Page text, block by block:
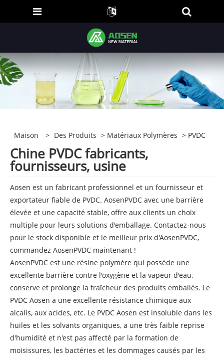
Maison > Des Produits > Matériaux Polymères > PVDC
Chine PVDC fabricants,
fournisseurs, usine
Aosen est un fabricant professionnel et un fournisseur et
exportateur fiable de PVDC. AosenPVDC avec une barrière
élevée et une capacité stable, offre aux clients un choix
multiple pour leurs solutions d'emballage. Contactez-nous
pour le stock disponible et le meilleur prix d'AosenPVDC,
commandez AosenPVDC maintenant !
AosenPVDC est une résine polymère qui possède une
excellente barrière contre l'oxygène et la vapeur d'eau,
conserve et prolonge la fraîcheur des produits emballés. Le
PVDC Aosen a une excellente résistance chimique aux
alcalis, aux acides, etc. Le PVDC Aosen est insoluble dans les
huiles et les solvants organiques, a une très faible reprise
d'humidité et n'est pas affecté par la formation de
moisissures, les bactéries et les dommages causés par les